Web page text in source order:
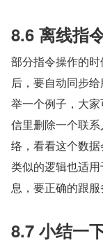
8.6 离线指
部分指令操作的
后，要自动同步给
举一个例子，大
信里删除一个联
络，看看这个数据
类似的逻辑也适
息，要正确的跟服
8.7 小结一